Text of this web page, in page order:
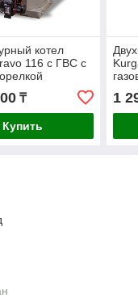
котел
116 с ГВС с
₸
Купить
1